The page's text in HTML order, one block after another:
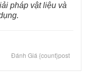
pháp vật liệu và
Đánh Giá {count}post